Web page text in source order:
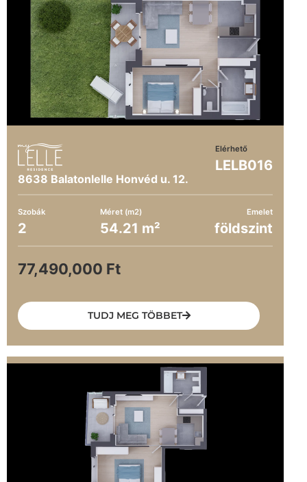
8638 Balatonlelle Honvéd u. 12.
Elérhető
LELB016
Szobák
2
Méret (m2)
54.21 m²
Emelet
földszint
77,490,000 Ft
TUDJ MEG TÖBBET